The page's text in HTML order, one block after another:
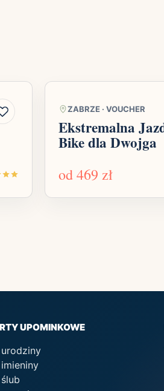
ZABRZE · VOUCHER
Ekstremalna
Bike dla Dwojga
od469 zł
UPOMINKOWE